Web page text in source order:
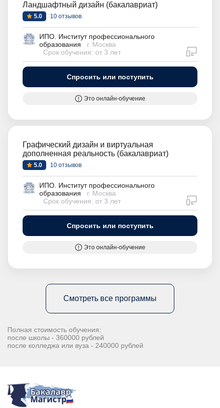
Ландшафтный дизайн (бакалавриат)
5.0 10 отзывов
ИПО. Институт профессионального
образования
г. Москва
Срок обучения: от 3 лет
Спросить или поступить
Это онлайн-обучение
Графический дизайн и виртуальная
дополненная реальность (бакалавриат)
5.0 10 отзывов
ИПО. Институт профессионального
образования
г. Москва
Срок обучения: от 3 лет
Спросить или поступить
Это онлайн-обучение
Смотреть все программы
Полная стоимость обучения:
после школы - 360000 рублей
после колледжа или вуза - 240000 рублей